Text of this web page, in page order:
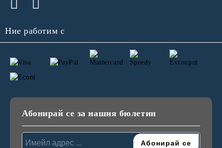
Ние работим с
Абонирай се за нашия бюлетин